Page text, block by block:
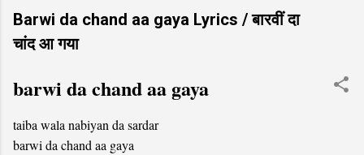
Barwi da chand aa gaya Lyrics / बारवीं दा
चांद आ गया
barwi da chand aa gaya
taiba wala nabiyan da sardar
barwi da chand aa gaya